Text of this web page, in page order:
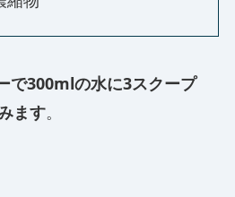
で300mlの水に3スクープ
ます。